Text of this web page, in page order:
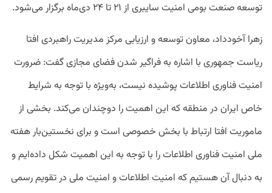
توسعه صنعت بومی امنیت سایبری از ۲۱ تا ۲۴ دی‌ماه برگزار می‌شود.
زهرا آخودداد، معاون توسعه و ارزیابی مرکز مدیریت راهبردی افتا
ریاست جمهوری با اشاره به فراگیر شدن فضای مجازی گفت: ضرورت
امنیت فناوری اطلاعات پوشیده نیست، به‌ویژه با توجه به شرایط
خاص ایران در منطقه که این اهمیت را دوچندان می‌کند. بخشی از
ماموریت‌ افتا ارتباط با بخش خصوصی است و برای نخستین‌بار هفته
ملی امنیت فناوری اطلاعات را با توجه به این اهمیت شکل داده‌ایم و
به دنبال آن هستیم که امنیت اطلاعات و امنیت ملی در تقویم رسمی